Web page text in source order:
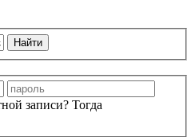
записи? Тогда